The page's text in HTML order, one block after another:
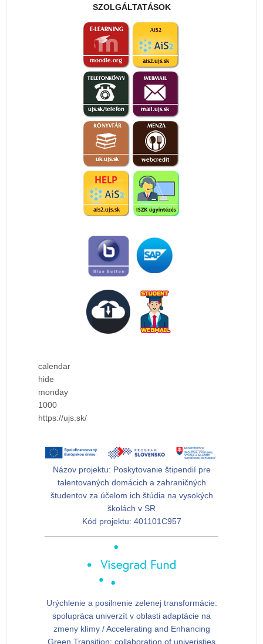
SZOLGÁLTATÁSOK
calendar
hide
monday
1000
https://ujs.sk/
Názov projektu: Poskytovanie štipendií pre
talentovaných domácich a zahraničných
študentov za účelom ich štúdia na vysokých
školách v SR
Kód projektu: 401101C957
Urýchlenie a posilnenie zelenej transformácie:
spolupráca univerzít v oblasti adaptácie na
zmeny klímy / Accelerating and Enhancing
Green Transition: collaboration of univeristies